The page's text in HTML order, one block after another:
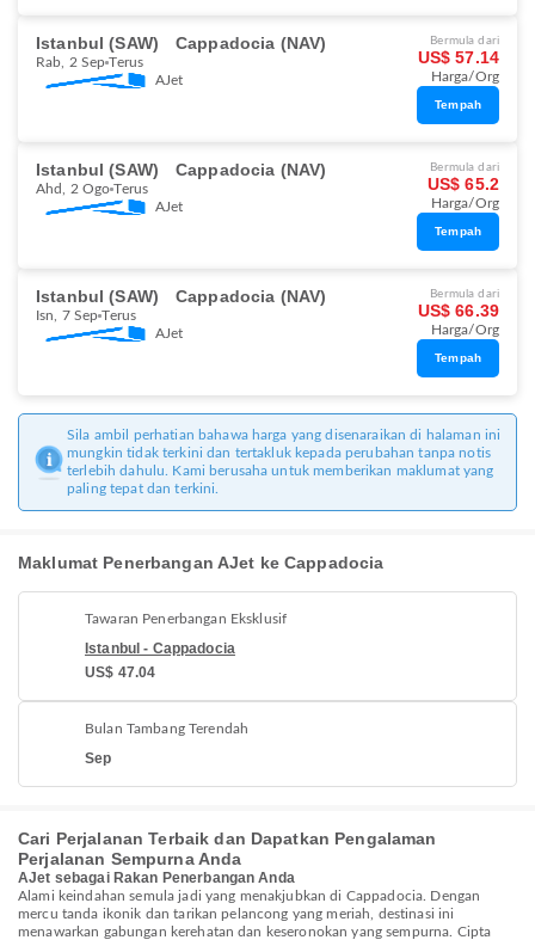
Istanbul (SAW) Cappadocia (NAV)
Rab, 2 Sep Terus
AJet
Bermula dari
US$ 57.14
Harga/Org
Tempah
Istanbul (SAW) Cappadocia (NAV)
Ahd, 2 Ogo Terus
AJet
Bermula dari
US$ 65.2
Harga/Org
Tempah
Istanbul (SAW) Cappadocia (NAV)
Isn, 7 Sep Terus
AJet
Bermula dari
US$ 66.39
Harga/Org
Tempah
Sila ambil perhatian bahawa harga yang disenaraikan di halaman ini
mungkin tidak terkini dan tertakluk kepada perubahan tanpa notis
terlebih dahulu. Kami berusaha untuk memberikan maklumat yang
paling tepat dan terkini.
Maklumat Penerbangan AJet ke Cappadocia
Tawaran Penerbangan Eksklusif
Istanbul - Cappadocia
US$ 47.04
Bulan Tambang Terendah
Sep
Cari Perjalanan Terbaik dan Dapatkan Pengalaman
Perjalanan Sempurna Anda
AJet sebagai Rakan Penerbangan Anda
Alami keindahan semula jadi yang menakjubkan di Cappadocia. Dengan
mercu tanda ikonik dan tarikan pelancong yang meriah, destinasi ini
menawarkan gabungan kerehatan dan keseronokan yang sempurna. Cipta